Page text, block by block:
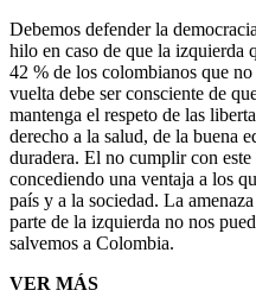
Debemos defender la
hilo en caso de que la izquierda
42 % de los colombianos que
vuelta debe ser consciente de
mantenga el respeto de las
derecho a la salud, de la buena
duradera. El no cumplir con este
concediendo una ventaja a los
país y a la sociedad. La
parte de la izquierda no nos
salvemos a Colombia.
VER MÁS